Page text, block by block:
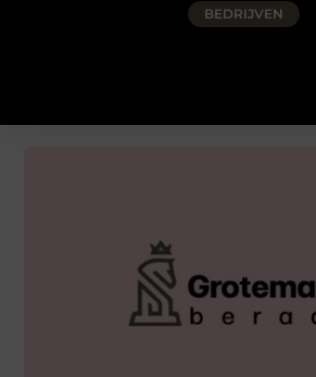
BEDRIJVEN